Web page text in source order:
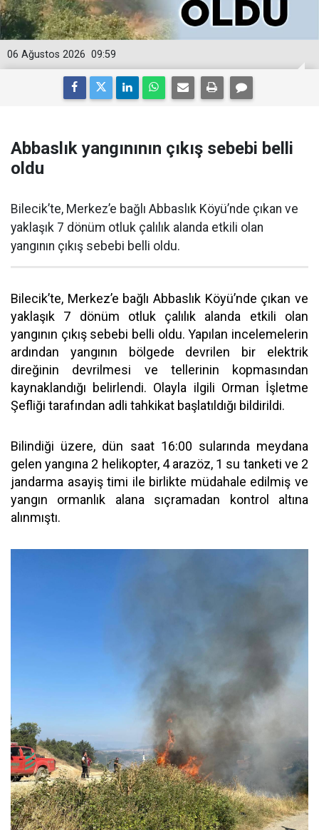
09:59
06 Ağustos 2026
Abbaslık yangınının çıkış sebebi belli
oldu
Bilecik’te, Merkez’e bağlı Abbaslık Köyü’nde çıkan ve
yaklaşık 7 dönüm otluk çalılık alanda etkili olan
yangının çıkış sebebi belli oldu.
Bilecik’te, Merkez’e bağlı Abbaslık Köyü’nde çıkan ve
yaklaşık 7 dönüm otluk çalılık alanda etkili olan
yangının çıkış sebebi belli oldu. Yapılan incelemelerin
ardından yangının bölgede devrilen bir elektrik
direğinin devrilmesi ve tellerinin kopmasından
kaynaklandığı belirlendi. Olayla ilgili Orman İşletme
Şefliği tarafından adli tahkikat başlatıldığı bildirildi.
Bilindiği üzere, dün saat 16:00 sularında meydana
gelen yangına 2 helikopter, 4 arazöz, 1 su tanketi ve 2
jandarma asayiş timi ile birlikte müdahale edilmiş ve
yangın ormanlık alana sıçramadan kontrol altına
alınmıştı.